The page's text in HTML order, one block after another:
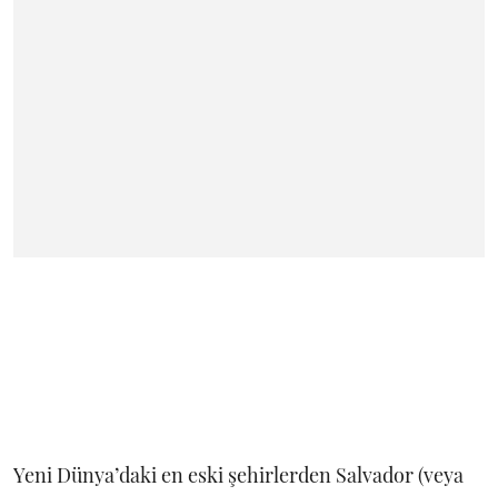
Yeni Dünya’daki en eski şehirlerden Salvador (veya